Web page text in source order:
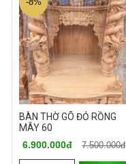
BÀN THỜ GÕ ĐỎ RỒNG
MÂY 60
6.900.000đ
7.500.000đ